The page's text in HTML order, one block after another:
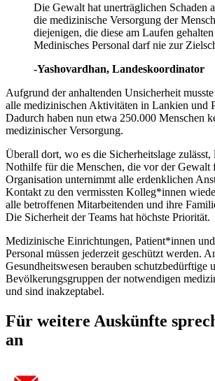
Die Gewalt hat unerträglichen Schaden
die medizinische Versorgung der
diejenigen, die diese am Laufen gehalten
Medinisches Personal darf nie zur
-Yashovardhan, Landeskoordinator
Aufgrund der anhaltenden Unsicherheit
alle medizinischen Aktivitäten in Lankien und
Dadurch haben nun etwa 250.000 Menschen
medizinischer Versorgung.
Überall dort, wo es die Sicherheitslage zulässt,
Nothilfe für die Menschen, die vor der Gewalt
Organisation unternimmt alle erdenklichen
Kontakt zu den vermissten Kolleg*innen
alle betroffenen Mitarbeitenden und ihre
Die Sicherheit der Teams hat höchste Priorität.
Medizinische Einrichtungen, Patient*innen
Personal müssen jederzeit geschützt werden.
Gesundheitswesen berauben schutzbedürftige
Bevölkerungsgruppen der notwendigen
und sind inakzeptabel.
Für weitere Auskünfte
an